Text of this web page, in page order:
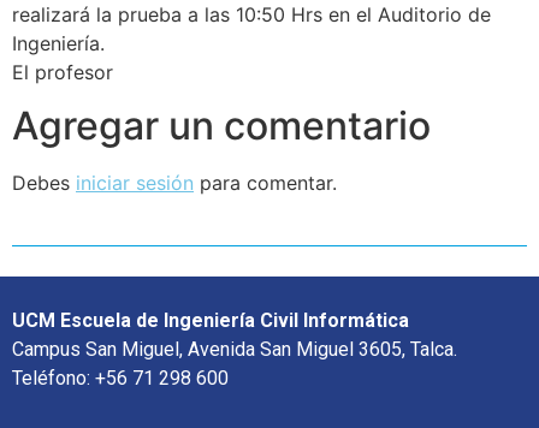
realizará la prueba a las 10:50 Hrs en el Auditorio de
Ingeniería.
El profesor
Agregar un comentario
Debes iniciar sesión para comentar.
UCM Escuela de Ingeniería Civil Informática
Campus San Miguel, Avenida San Miguel 3605, Talca.
Teléfono: +56 71 298 600